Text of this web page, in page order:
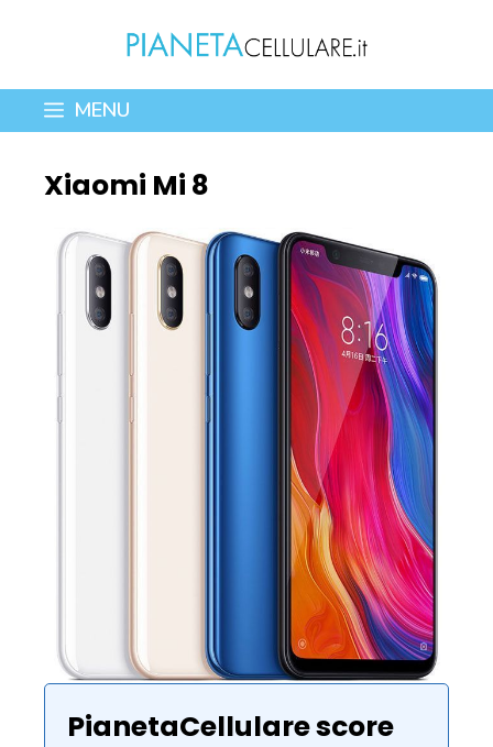
contenuto
MENU
Xiaomi Mi 8
PianetaCellulare score